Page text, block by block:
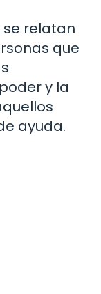
se relatan
que
y la
ayuda.